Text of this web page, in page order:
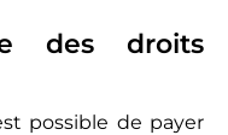
des droits
possible de payer